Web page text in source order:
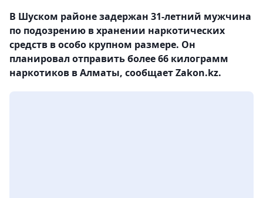
В Шуском районе задержан 31-летний мужчина
по подозрению в хранении наркотических
средств в особо крупном размере. Он
планировал отправить более 66 килограмм
наркотиков в Алматы, сообщает Zakon.kz.